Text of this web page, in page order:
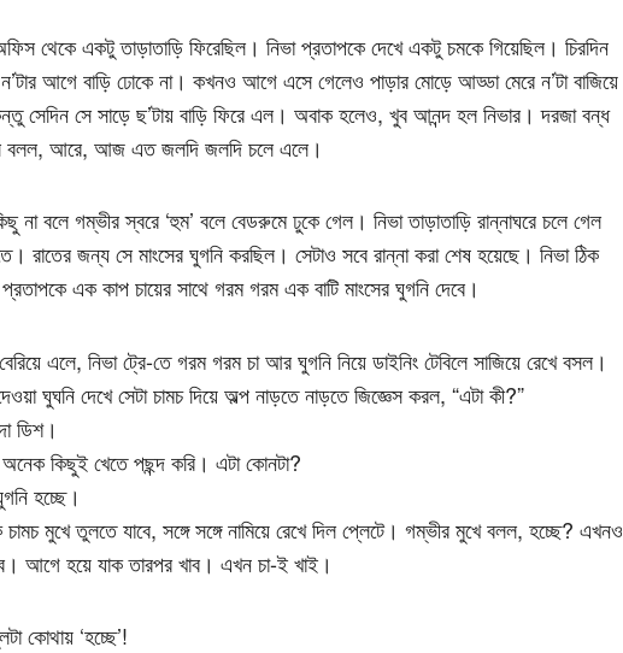
থেকে একটু তাড়াতাড়ি ফিরেছিল। নিভা প্রতাপকে দেখে একটু চমকে গিয়েছিল। চিরদিন
আগে বাড়ি ঢোকে না। কখনও আগে এসে গেলেও পাড়ার মোড়ে আড্ডা মেরে ন’টা বাজিয়ে
সেদিন সে সাড়ে ছ’টায় বাড়ি ফিরে এল। অবাক হলেও, খুব আনন্দ হল নিভার। দরজা বন্ধ
বলল, আরে, আজ এত জলদি জলদি চলে এলে।
না বলে গম্ভীর স্বরে ‘হুম’ বলে বেডরুমে ঢুকে গেল। নিভা তাড়াতাড়ি রান্নাঘরে চলে গেল
রাতের জন্য সে মাংসের ঘুগনি করছিল। সেটাও সবে রান্না করা শেষ হয়েছে। নিভা ঠিক
এক কাপ চায়ের সাথে গরম গরম এক বাটি মাংসের ঘুগনি দেবে।
এলে, নিভা ট্রে-তে গরম গরম চা আর ঘুগনি নিয়ে ডাইনিং টেবিলে সাজিয়ে রেখে বসল।
ঘুঘনি দেখে সেটা চামচ দিয়ে অল্প নাড়তে নাড়তে জিজ্ঞেস করল, “এটা কী?”
ডিশ।
কিছুই খেতে পছন্দ করি। এটা কোনটা?
হচ্ছে।
মুখে তুলতে যাবে, সঙ্গে সঙ্গে নামিয়ে রেখে দিল প্লেটে। গম্ভীর মুখে বলল, হচ্ছে? এখনও
আগে হয়ে যাক তারপর খাব। এখন চা-ই খাই।
কোথায় ‘হচ্ছে’!